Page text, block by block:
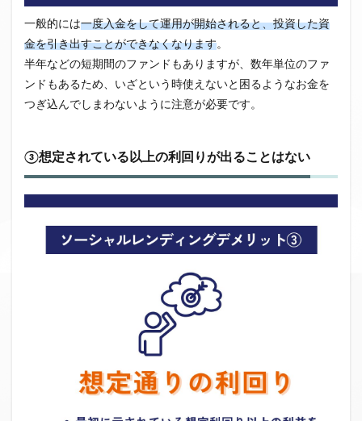
一般的には一度入金をして運用が開始されると、投資した資
金を引き出すことができなくなります。
半年などの短期間のファンドもありますが、数年単位のファ
ンドもあるため、いざという時使えないと困るようなお金を
つぎ込んでしまわないように注意が必要です。
③想定されている以上の利回りが出ることはない